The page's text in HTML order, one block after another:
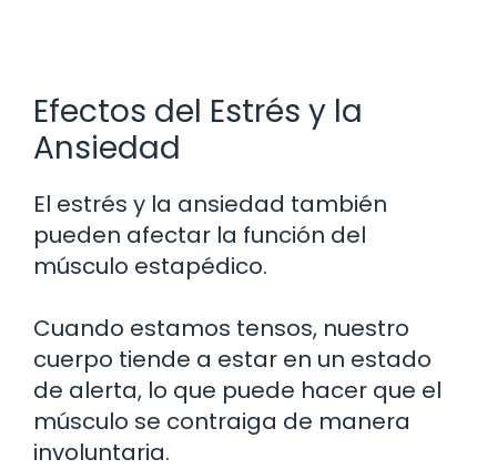
Efectos del Estrés y la
Ansiedad
El estrés y la ansiedad también
pueden afectar la función del
músculo estapédico.
Cuando estamos tensos, nuestro
cuerpo tiende a estar en un estado
de alerta, lo que puede hacer que el
músculo se contraiga de manera
involuntaria.